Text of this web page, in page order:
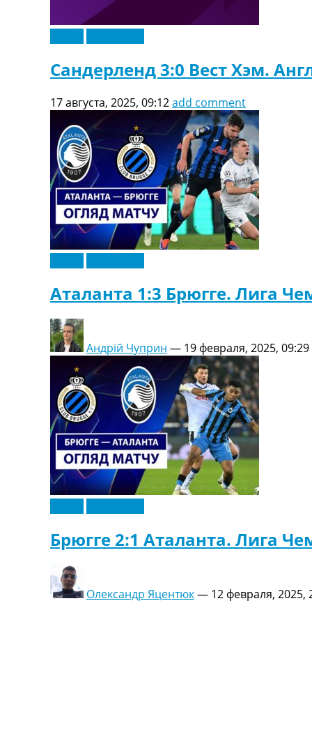
Сандерленд 3:0 Вест Хэм.
17 августа, 2025, 09:12add comment
Аталанта 1:3 Брюгге. Лига
Андрій Чуприн — 19 февраля, 2025, 09:29
Брюгге 2:1 Аталанта. Лига
Олександр Яцентюк— 12 февраля, 2025,